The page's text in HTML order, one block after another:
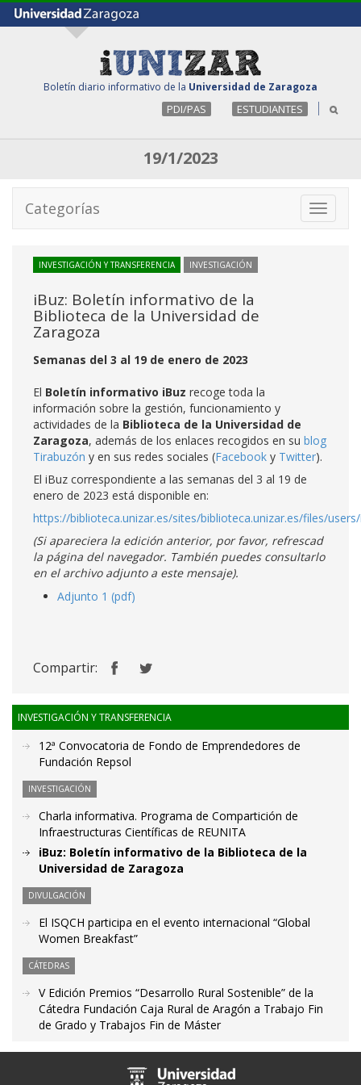
Boletín diario informativo de la Universidad de Zaragoza
PDI/PAS ESTUDIANTES
19/1/2023
Toggle
Categorías
INVESTIGACIÓN Y TRANSFERENCIA INVESTIGACIÓN
iBuz: Boletín informativo de la
Biblioteca de la Universidad de
Zaragoza
Semanas del 3 al 19 de enero de 2023
El Boletín informativo iBuz recoge toda la
información sobre la gestión, funcionamiento y
actividades de la Biblioteca de la Universidad de
Zaragoza, además de los enlaces recogidos en su blog
Tirabuzón y en sus redes sociales (Facebook y Twitter).
El iBuz correspondiente a las semanas del 3 al 19 de
enero de 2023 está disponible en:
https://biblioteca.unizar.es/sites/biblioteca.unizar.es/files/
(Si apareciera la edición anterior, por favor, refrescad
la página del navegador. También puedes consultarlo
en el archivo adjunto a este mensaje).
Adjunto 1 (pdf)
Compartir:
INVESTIGACIÓN Y TRANSFERENCIA
12ª Convocatoria de Fondo de Emprendedores de
Fundación Repsol
INVESTIGACIÓN
Charla informativa. Programa de Compartición de
Infraestructuras Científicas de REUNITA
iBuz: Boletín informativo de la Biblioteca de la
Universidad de Zaragoza
DIVULGACIÓN
El ISQCH participa en el evento internacional “Global
Women Breakfast”
CÁTEDRAS
V Edición Premios “Desarrollo Rural Sostenible” de la
Cátedra Fundación Caja Rural de Aragón a Trabajo Fin
de Grado y Trabajos Fin de Máster